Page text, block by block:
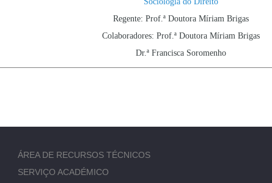
Regente: Prof.ª Doutora Míriam Brigas
Colaboradores: Prof.ª Doutora Míriam Brigas
Dr.ª Francisca Soromenho
ÁREA DE RECURSOS TÉCNICOS
SERVIÇO ACADÉMICO